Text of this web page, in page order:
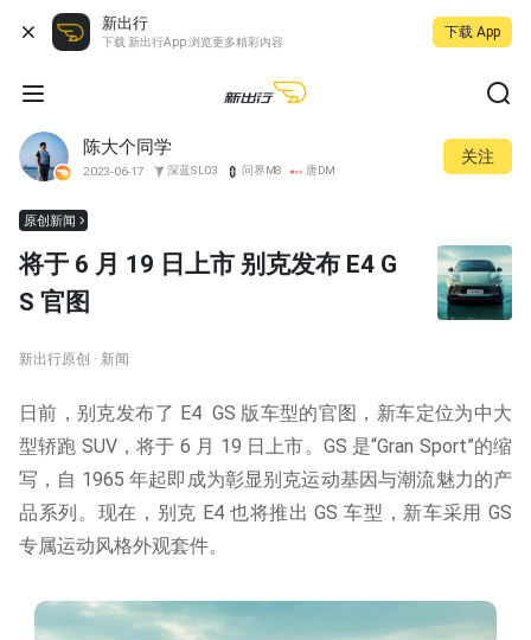
新出行
下载 新出行App 浏览更多精彩内容
下载 App
陈大个同学
2023-06-17 深蓝SL03 问界M8 唐DM
关注
原创新闻
将于 6 月 19 日上市 别克发布 E4 G
S 官图
新出行原创 · 新闻
日前，别克发布了 E4 GS 版车型的官图，新车定位为中大
型轿跑 SUV，将于 6 月 19 日上市。GS 是“Gran Sport”的缩
写，自 1965 年起即成为彰显别克运动基因与潮流魅力的产
品系列。现在，别克 E4 也将推出 GS 车型，新车采用 GS
专属运动风格外观套件。